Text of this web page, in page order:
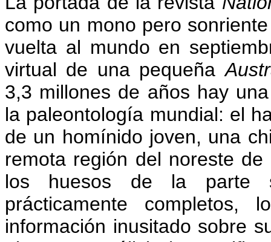
como un mono pero
vuelta al mundo en
virtual de una pequeña
3,3 millones de años hay
la paleontología mundial: el
de un homínido joven, una
remota región del noreste
los huesos de la parte
prácticamente
información inusitado sobre